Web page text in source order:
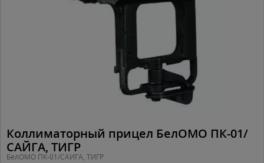
Коллиматорный прицел БелОМО ПК-01/
САЙГА, ТИГР
БелОМО ПК-01/САЙГА, ТИГР